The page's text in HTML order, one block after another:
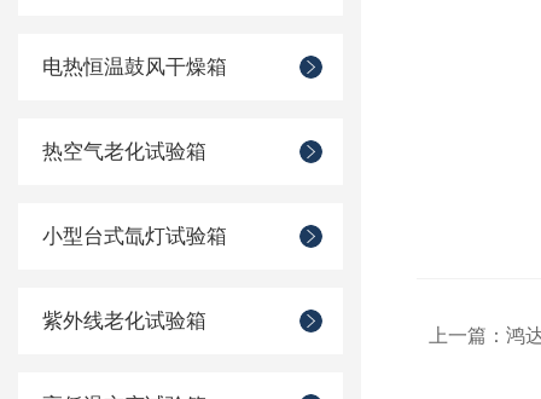
电热恒温鼓风干燥箱
热空气老化试验箱
小型台式氙灯试验箱
紫外线老化试验箱
上一篇： 鸿